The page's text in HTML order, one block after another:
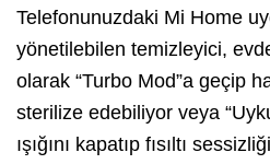
Telefonunuzdaki Mi Home
yönetilebilen temizleyici,
olarak “Turbo Mod”a geçip
sterilize edebiliyor veya
ışığını kapatıp fısıltı